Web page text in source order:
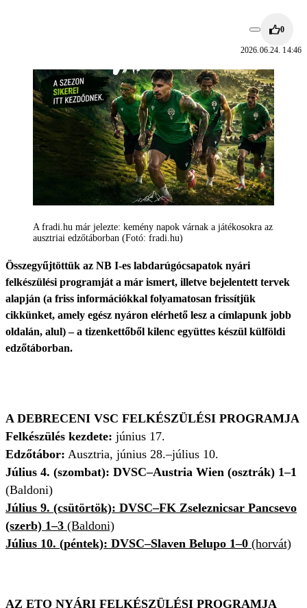
0
2026.06.24. 14:46
A fradi.hu már jelezte: kemény napok várnak a játékosokra az
ausztriai edzőtáborban (Fotó: fradi.hu)
Összegyűjtöttük az NB I-es labdarúgócsapatok nyári
felkészülési programját a már ismert, illetve bejelentett tervek
alapján (a friss információkkal folyamatosan frissítjük
cikkünket, amely egész nyáron elérhető lesz a címlapunk jobb
oldalán, alul) – a tizenkettőből kilenc együttes készül külföldi
edzőtáborban.
A DEBRECENI VSC FELKÉSZÜLÉSI PROGRAMJA
Felkészülés kezdete: június 17.
Edzőtábor: Ausztria, június 28.–július 10.
Július 4. (szombat): DVSC–Austria Wien (osztrák) 1–1
(Baldoni)
Július 9. (csütörtök): DVSC–FK Zseleznicsar Pancsevo
(szerb) 1–3 (Baldoni)
Július 10. (péntek): DVSC–Slaven Belupo 1–0 (horvát)
AZ ETO NYÁRI FELKÉSZÜLÉSI PROGRAMJA